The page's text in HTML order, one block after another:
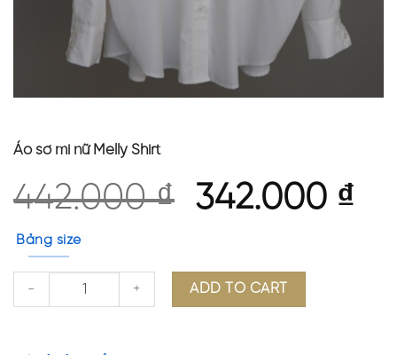
Áo sơ mi nữ Melly Shirt
442.000₫ Original
was:
442.000 ₫.
342.000 ₫
Bảng size
Áo sơ mi nữ Melly Shirt quantity
ADD TO CART